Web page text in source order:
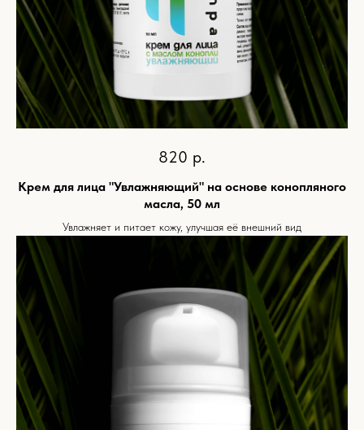
820 р.
Крем для лица "Увлажняющий" на основе конопляного
масла, 50 мл
Увлажняет и питает кожу, улучшая её внешний вид